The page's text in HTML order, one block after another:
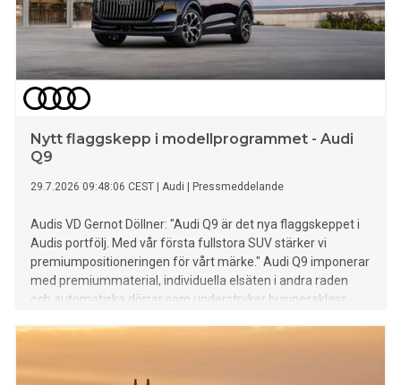
Nytt flaggskepp i modellprogrammet - Audi
Q9
29.7.2026 09:48:06 CEST Audi Pressmeddelande
Audis VD Gernot Döllner: "Audi Q9 är det nya flaggskeppet i
Audis portfölj. Med vår första fullstora SUV stärker vi
premiumpositioneringen för vårt märke." Audi Q9 imponerar
med premiummaterial, individuella elsäten i andra raden
och automatiska dörrar som understryker businessklass-
excellens: med omfattande förarassistans, Audis största
bakljus Audis största SUV hittills har tilldelats siffran 9 och